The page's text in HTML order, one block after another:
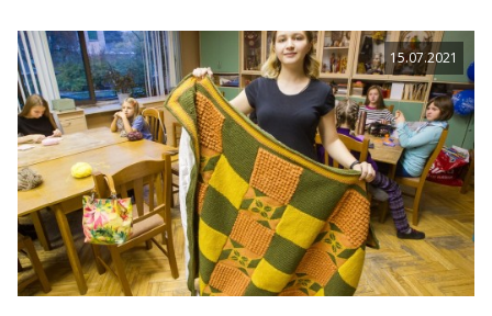
15.07.2021